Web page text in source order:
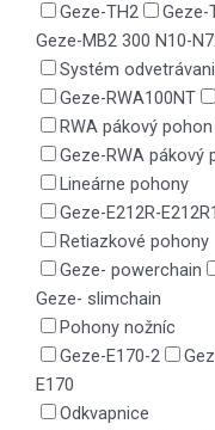
Geze-TH2
Geze-MB2 300 N10-
Systém
Geze-RWA100NT
RWA pákový
Geze-RWA pákový
Lineárne pohony
Geze-E212R-E212R1
Retiazkové pohony
Geze- powerchain
Geze- slimchain
Pohony nožníc
Geze-E170-2
E170
Odkvapnice